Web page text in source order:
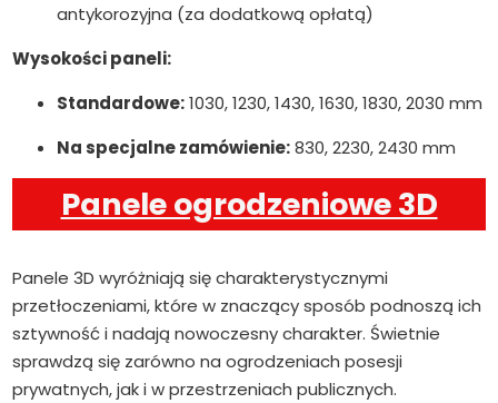
antykorozyjna (za dodatkową opłatą)
Wysokości paneli:
Standardowe:1030, 1230, 1430, 1630, 1830, 2030 mm
Na specjalne zamówienie:830, 2230, 2430 mm
Panele ogrodzeniowe 3D
Panele 3D wyróżniają się charakterystycznymi
przetłoczeniami, które w znaczący sposób podnoszą ich
sztywność i nadają nowoczesny charakter. Świetnie
sprawdzą się zarówno na ogrodzeniach posesji
prywatnych, jak i w przestrzeniach publicznych.